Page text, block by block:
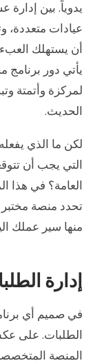
يدوياً. بين
عيادات متعددة،
أن يستهلك العبء
يأتي دور
لمركزة وأتمتة
الحديث.
لكن ما الذي
التي يجب أن
العامة؟ في هذا
تحدد منصة مختبر
منها سير عملك
إدارة
في صميم أي
الطلبات. على
المنصة